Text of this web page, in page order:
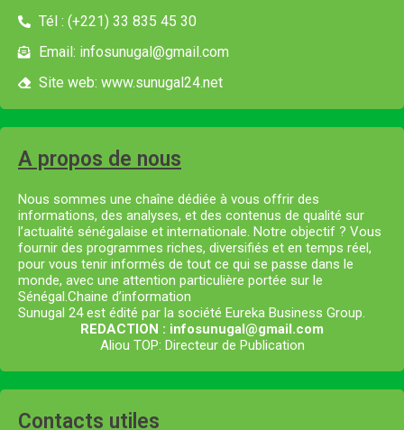
Tél : (+221) 33 835 45 30
Email: infosunugal@gmail.com
Site web: www.sunugal24.net
A propos de nous
Nous sommes une chaîne dédiée à vous offrir des
informations, des analyses, et des contenus de qualité sur
l’actualité sénégalaise et internationale. Notre objectif ? Vous
fournir des programmes riches, diversifiés et en temps réel,
pour vous tenir informés de tout ce qui se passe dans le
monde, avec une attention particulière portée sur le
Sénégal.Chaine d’information
Sunugal 24 est édité par la société Eureka Business Group.
REDACTION : infosunugal@gmail.com
Aliou TOP: Directeur de Publication
Contacts utiles